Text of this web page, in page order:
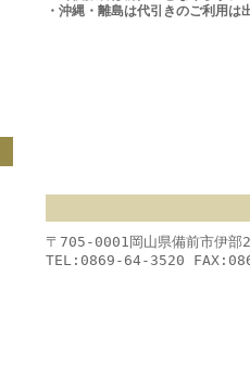
・沖縄・離島は代引きのご利用は
〒705-0001岡山県備前市伊
TEL:0869-64-3520